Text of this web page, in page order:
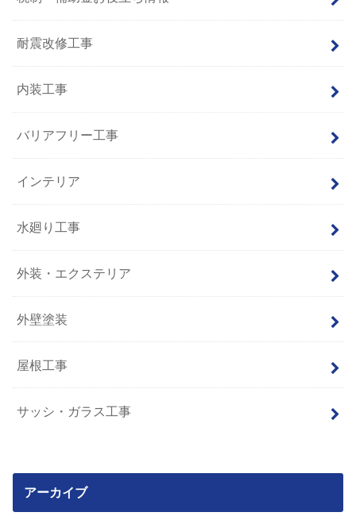
耐震改修工事
内装工事
バリアフリー工事
インテリア
水廻り工事
外装・エクステリア
外壁塗装
屋根工事
サッシ・ガラス工事
アーカイブ